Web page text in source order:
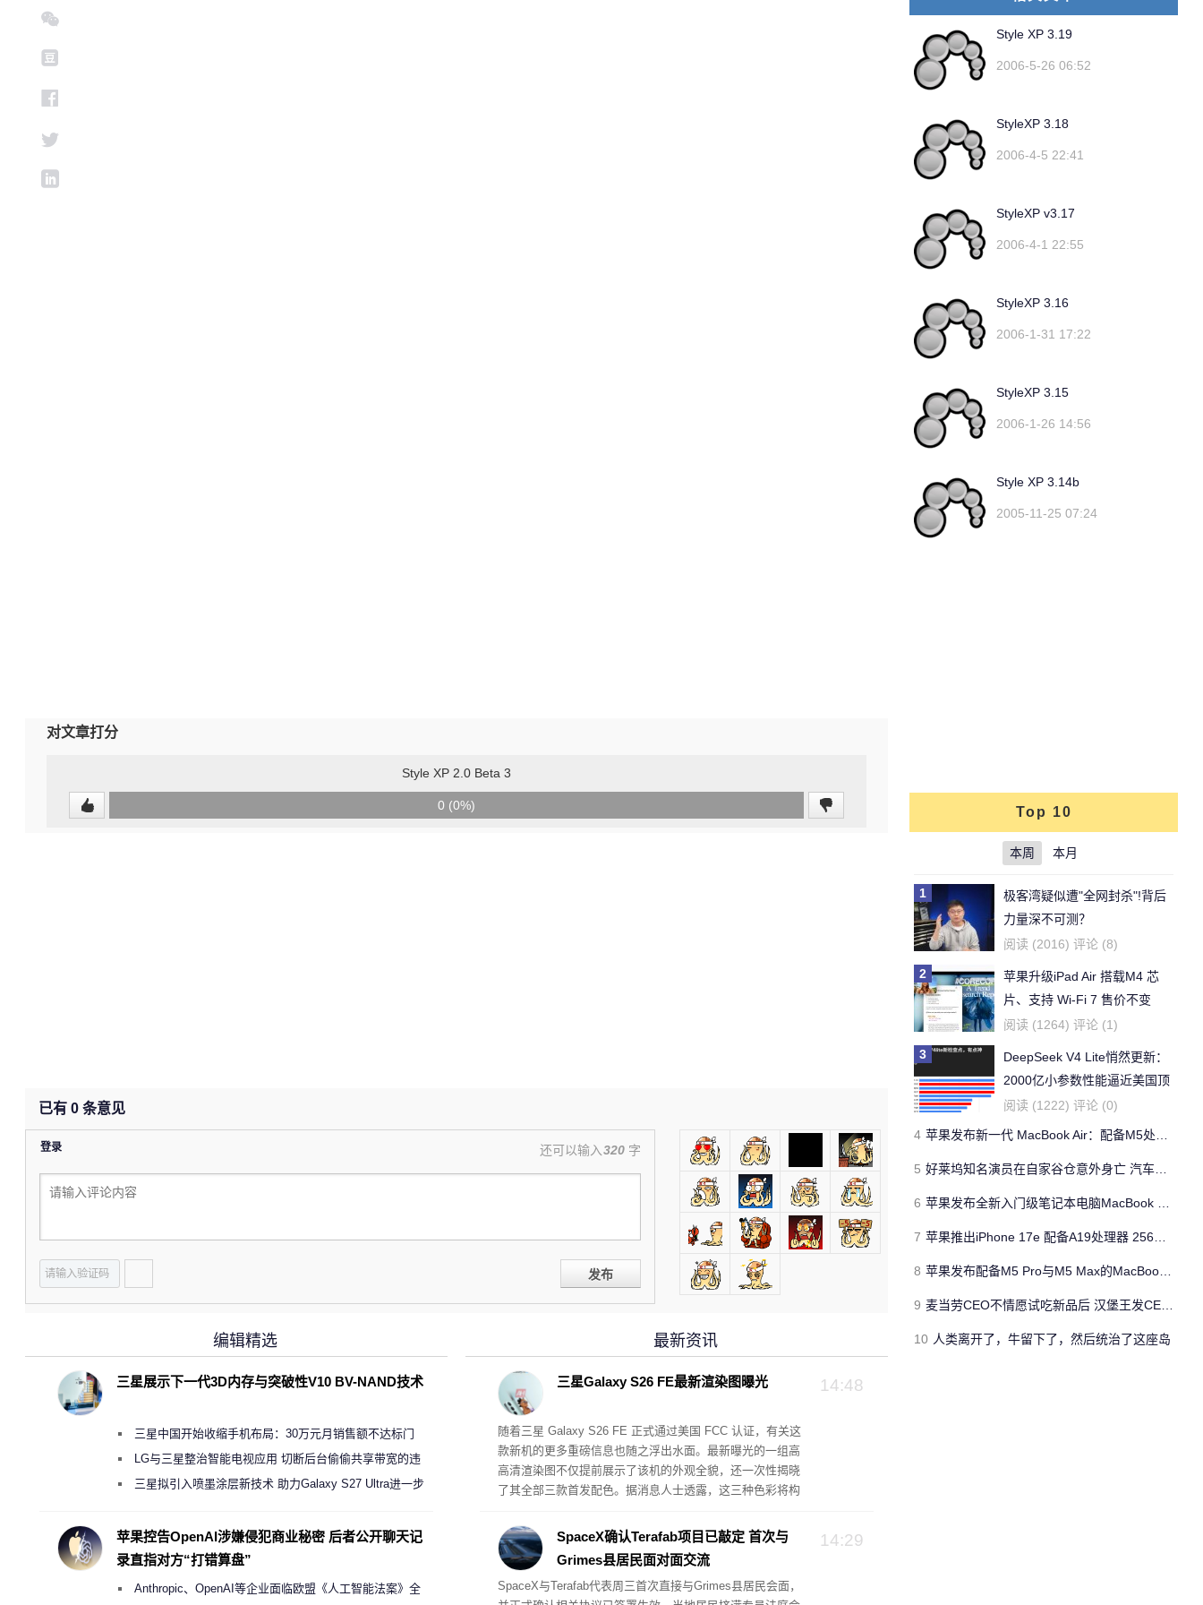
对文章打分
Style XP 2.0 Beta 3
0 (0%)
已有 0 条意见
登录 还可以输入320 字
发布
最新资讯
14:48
三星Galaxy S26 FE最新渲染图曝光
随着三星 Galaxy S26 FE 正式通过美国 FCC 认证，有关这
款新机的更多重磅信息也随之浮出水面。最新曝光的一组高
高清渲染图不仅提前展示了该机的外观全貌，还一次性揭晓
了其全部三款首发配色。据消息人士透露，这三种色彩将构
14:29
SpaceX确认Terafab项目已敲定 首次与
Grimes县居民面对面交流
SpaceX与Terafab代表周三首次直接与Grimes县居民会面，
编辑精选
三星展示下一代3D内存与突破性V10 BV-NAND技术
三星中国开始收缩手机布局：30万元月销售额不达标门
店 将被逐步清退
LG与三星整治智能电视应用 切断后台偷偷共享带宽的违
规行为三星拟引入喷墨涂层新技术 助力Galaxy S27 Ultra进一步
苹果控告OpenAI涉嫌侵犯商业秘密 后者公开聊天记
录直指对方“打错算盘”
Anthropic、OpenAI等企业面临欧盟《人工智能法案》全
Style XP 3.19
2006-5-26 06:52
StyleXP 3.18
2006-4-5 22:41
StyleXP v3.17
2006-4-1 22:55
StyleXP 3.16
2006-1-31 17:22
StyleXP 3.15
2006-1-26 14:56
Style XP 3.14b
2005-11-25 07:24
Top 10
本周 本月
1
极客湾疑似遭"全网封杀"!背后
力量深不可测？
阅读 (2016) 评论 (8)
2
苹果升级iPad Air 搭载M4 芯
片、支持 Wi‑Fi 7 售价不变
阅读 (1264) 评论 (1)
3
DeepSeek V4 Lite悄然更新：
2000亿小参数性能逼近美国顶
流
阅读 (1222) 评论 (0)
4 苹果发布新一代 MacBook Air：配备M5处理器 性能、存储与 AI 全面升级 ​
5 好莱坞知名演员在自家谷仓意外身亡 汽车搭电时突然自燃
6 苹果发布全新入门级笔记本电脑MacBook Neo 起售价599美元
7 苹果推出iPhone 17e 配备A19处理器 256GB容量起步 刘海屏依旧
8 苹果发布配备M5 Pro与M5 Max的MacBook Pro 本地AI能力再升级 ​
9 麦当劳CEO不情愿试吃新品后 汉堡王发CEO狠咬皇堡视频借势营销
10 人类离开了，牛留下了，然后统治了这座岛